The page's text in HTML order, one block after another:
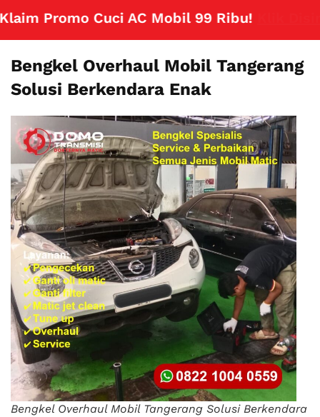
Promo Cuci AC Mobil 99 Ribu!Klik Disini
Bengkel Overhaul Mobil Tangerang
Solusi Berkendara Enak
Bengkel Overhaul Mobil Tangerang Solusi Berkendara